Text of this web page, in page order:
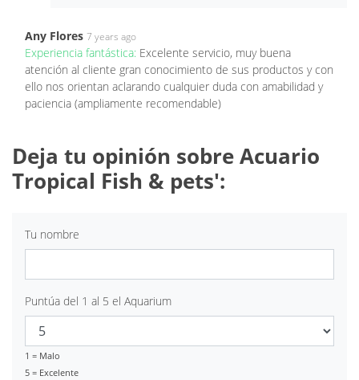
Any Flores 7 years ago
Experiencia fantástica: Excelente servicio, muy buena
atención al cliente gran conocimiento de sus productos y con
ello nos orientan aclarando cualquier duda con amabilidad y
paciencia (ampliamente recomendable)
Deja tu opinión sobre Acuario
Tropical Fish & pets':
Tu nombre
Puntúa del 1 al 5 el Aquarium
1 = Malo
5 = Excelente